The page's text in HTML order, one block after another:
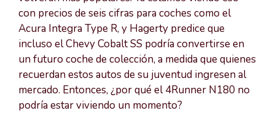
con precios de seis cifras para coches como el
Acura Integra Type R, y Hagerty predice que
incluso el Chevy Cobalt SS podría convertirse en
un futuro coche de colección, a medida que quienes
recuerdan estos autos de su juventud ingresen al
mercado. Entonces, ¿por qué el 4Runner N180 no
podría estar viviendo un momento?